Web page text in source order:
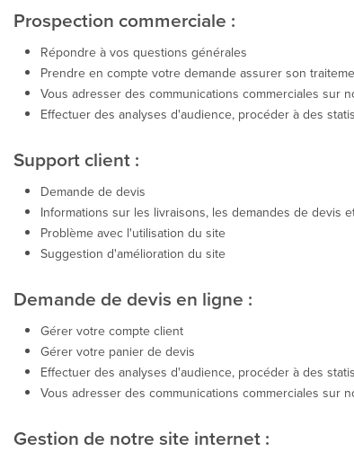
Prospection commerciale :
Répondre à vos questions générales
Prendre en compte votre demande assurer son
Vous adresser des communications commerciales sur
Effectuer des analyses d'audience, procéder à des
Support client :
Demande de devis
Informations sur les livraisons, les demandes de devis
Problème avec l'utilisation du site
Suggestion d'amélioration du site
Demande de devis en ligne :
Gérer votre compte client
Gérer votre panier de devis
Effectuer des analyses d'audience, procéder à des
Vous adresser des communications commerciales sur
Gestion de notre site internet :